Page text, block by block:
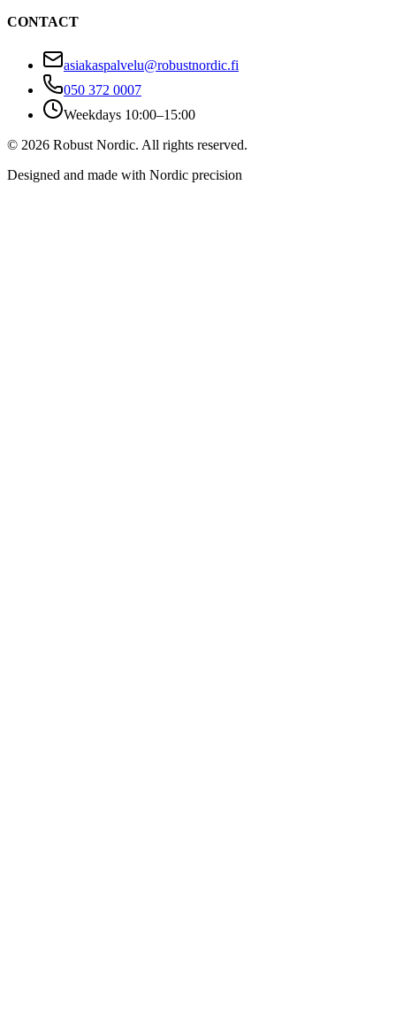
CONTACT
asiakaspalvelu@robustnordic.fi
050 372 0007
Weekdays 10:00–15:00
© 2026 Robust Nordic. All rights reserved.
Designed and made with Nordic precision